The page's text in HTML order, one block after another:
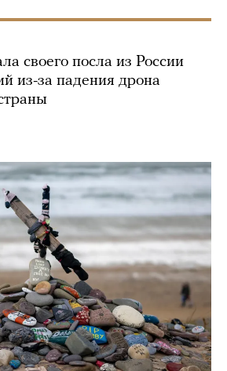
своего посла из России
из-за падения дрона